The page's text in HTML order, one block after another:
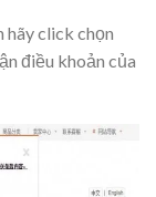
hãy click chọn
điều khoản của